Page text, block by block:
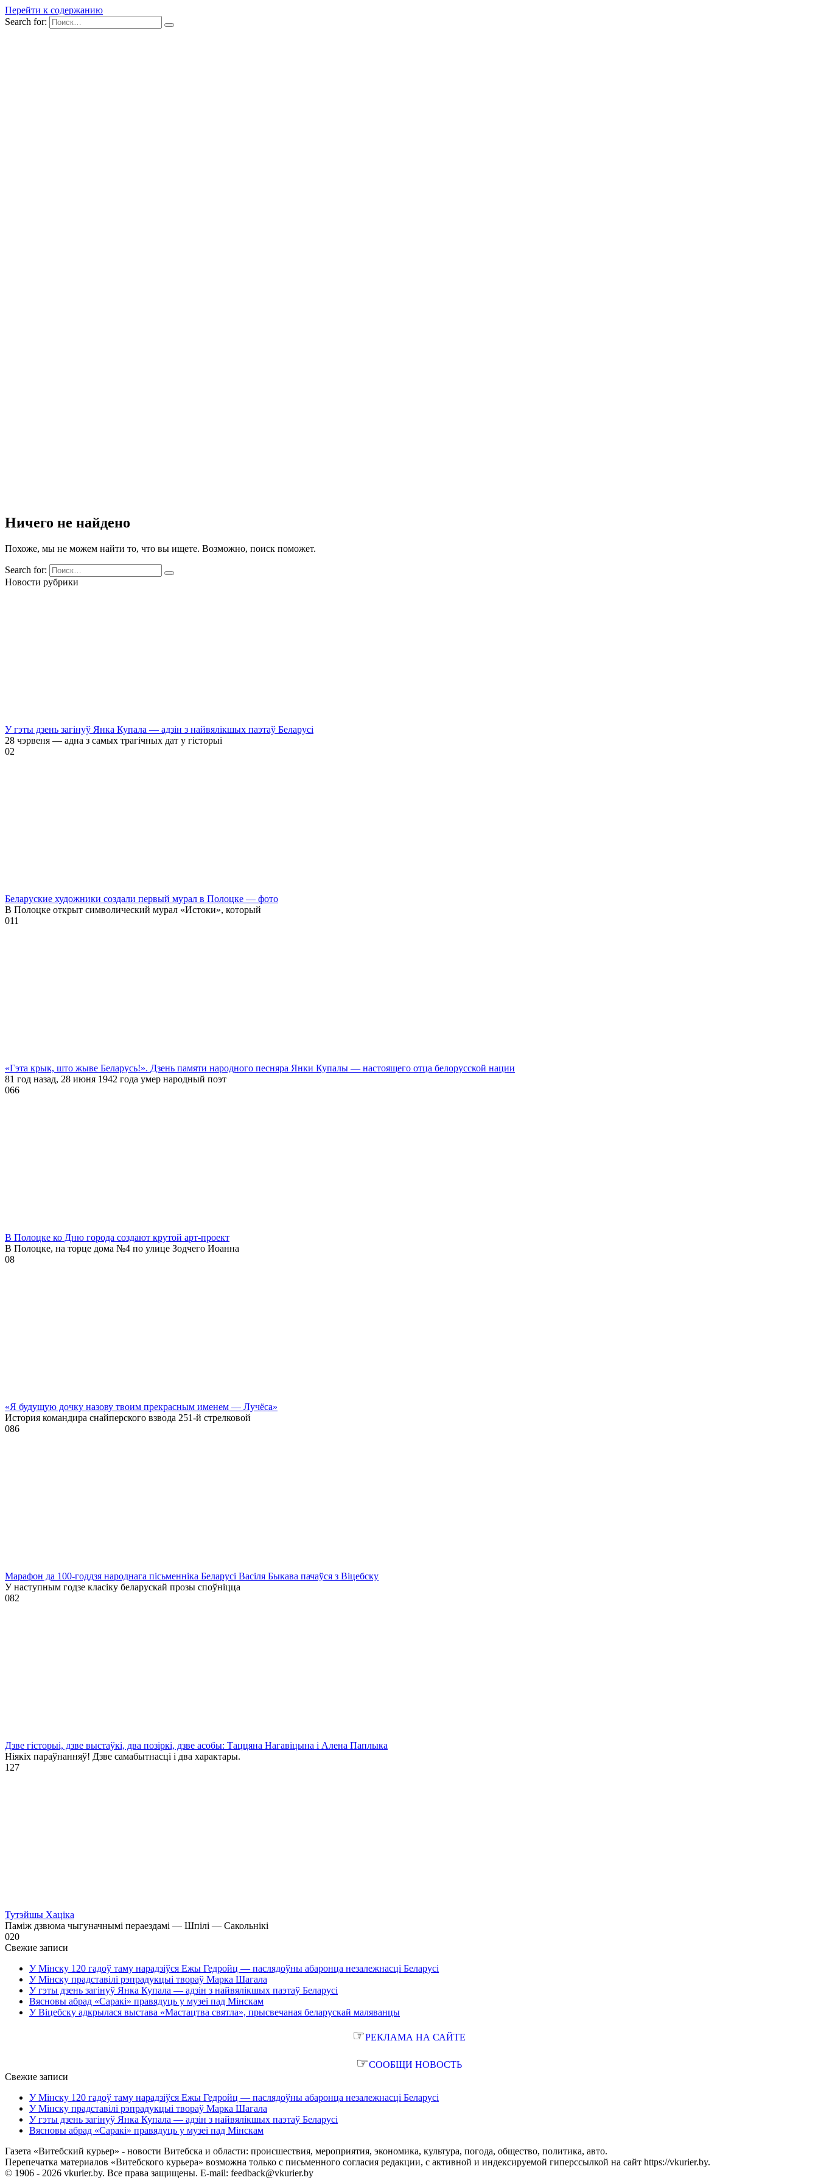
Перейти к содержанию
Search for:
Ничего не найдено
Похоже, мы не можем найти то, что вы ищете. Возможно, поиск поможет.
Search for:
Новости рубрики
У гэты дзень загінуў Янка Купала — адзін з найвялікшых паэтаў Беларусі
28 чэрвеня — адна з самых трагічных дат у гісторыі
02
Беларуские художники создали первый мурал в Полоцке — фото
В Полоцке открыт символический мурал «Истоки», который
011
«Гэта крык, што жыве Беларусь!». Дзень памяти народного песняра Янки Купалы — настоящего отца белорусской нации
81 год назад, 28 июня 1942 года умер народный поэт
066
В Полоцке ко Дню города создают крутой арт-проект
В Полоцке, на торце дома №4 по улице Зодчего Иоанна
08
«Я будущую дочку назову твоим прекрасным именем — Лучёса»
История командира снайперского взвода 251-й стрелковой
086
Марафон да 100-годдзя народнага пісьменніка Беларусі Васіля Быкава пачаўся з Віцебску
У наступным годзе класіку беларускай прозы споўніцца
082
Дзве гісторыі, дзве выстаўкі, два позіркі, дзве асобы: Таццяна Нагавіцына і Алена Паплыка
Ніякіх параўнанняў! Дзве самабытнасці і два характары.
1 27
Тутэйшы Хаціка
Паміж дзвюма чыгуначнымі пераездамі — Шпілі — Сакольнікі
020
Свежие записи
У Мінску 120 гадоў таму нарадзіўся Ежы Гедройц — паслядоўны абаронца незалежнасці Беларусі
У Мінску прадставілі рэпрадукцыі твораў Марка Шагала
У гэты дзень загінуў Янка Купала — адзін з найвялікшых паэтаў Беларусі
Вясновы абрад «Саракі» правядуць у музеі пад Мінскам
У Віцебску адкрылася выстава «Мастацтва святла», прысвечаная беларускай маляванцы
☞РЕКЛАМА НА САЙТЕ
☞СООБЩИ НОВОСТЬ
Свежие записи
У Мінску 120 гадоў таму нарадзіўся Ежы Гедройц — паслядоўны абаронца незалежнасці Беларусі
У Мінску прадставілі рэпрадукцыі твораў Марка Шагала
У гэты дзень загінуў Янка Купала — адзін з найвялікшых паэтаў Беларусі
Вясновы абрад «Саракі» правядуць у музеі пад Мінскам
Газета «Витебский курьер» - новости Витебска и области: происшествия, мероприятия, экономика, культура, погода, общество, политика, авто.
Перепечатка материалов «Витебского курьера» возможна только с письменного согласия редакции, с активной и индексируемой гиперссылкой на сайт https://vkurier.by.
© 1906 - 2026 vkurier.by. Все права защищены. E-mail: feedback@vkurier.by